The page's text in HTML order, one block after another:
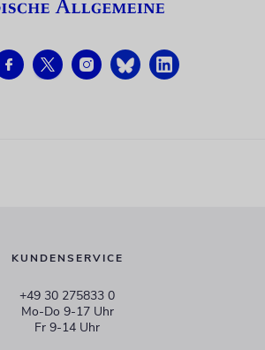
KUNDENSERVICE
+49 30 275833 0
Mo-Do 9-17 Uhr
Fr 9-14 Uhr